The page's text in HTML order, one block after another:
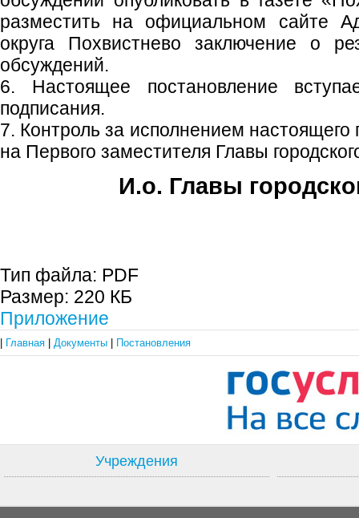
разместить на официальном сайте
округа Похвистнево заключение о
обсуждений.
6. Настоящее постановление
подписания.
7. Контроль за исполнением настоящего
на Первого заместителя Главы
И.о. Главы
Тип файла: PDF
Размер: 220 КБ
Приложение
Главная Документы Постановления
Учреждения